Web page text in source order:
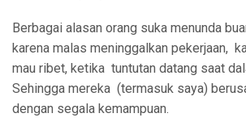
Berbagai alasan orang suka menunda
karena malas meninggalkan pekerjaan,
mau ribet, ketika tuntutan datang saat
Sehingga mereka (termasuk saya)
dengan segala kemampuan.